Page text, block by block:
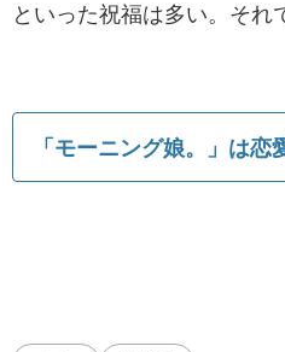
といった祝福は多い。それ
「モーニング娘。」は恋